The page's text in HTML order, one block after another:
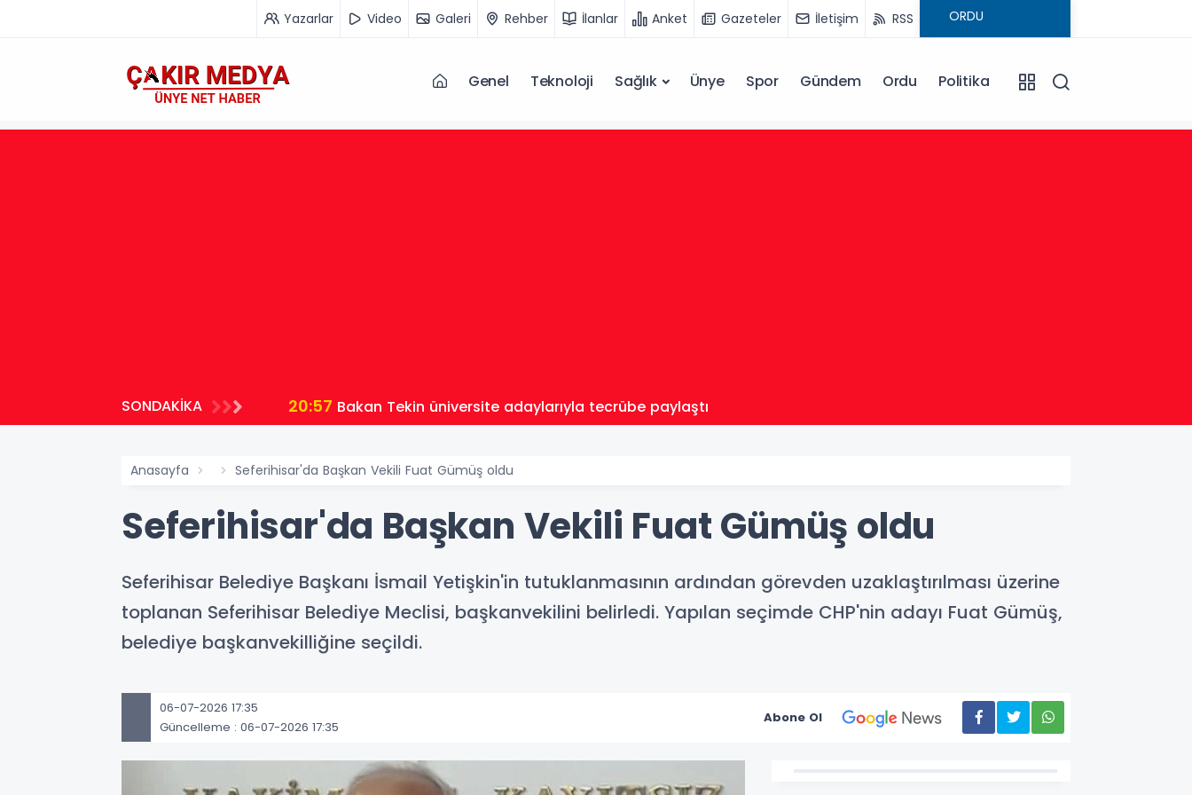
Yazarlar Video Galeri Rehber İlanlar Anket Gazeteler İletişim RSS
Genel Teknoloji Sağlık Ünye Spor Gündem Ordu Politika
SONDAKİKA 20:57 Bakan Tekin üniversite adaylarıyla tecrübe paylaştı
Anasayfa Seferihisar'da Başkan Vekili Fuat Gümüş oldu
Seferihisar'da Başkan Vekili Fuat Gümüş oldu
Seferihisar Belediye Başkanı İsmail Yetişkin'in tutuklanmasının ardından görevden uzaklaştırılması üzerine
toplanan Seferihisar Belediye Meclisi, başkanvekilini belirledi. Yapılan seçimde CHP'nin adayı Fuat Gümüş,
belediye başkanvekilliğine seçildi.
06-07-2026 17:35
Güncelleme : 06-07-2026 17:35
Abone Ol